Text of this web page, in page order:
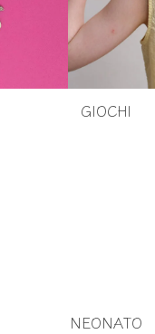
GIOCHI
NEONATO